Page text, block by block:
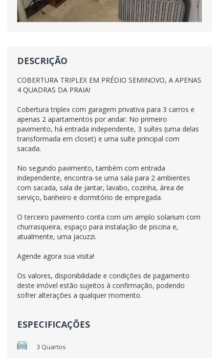
DESCRIÇÃO
COBERTURA TRIPLEX EM PRÉDIO SEMINOVO, A APENAS
4 QUADRAS DA PRAIA!
Cobertura triplex com garagem privativa para 3 carros e
apenas 2 apartamentos por andar. No primeiro
pavimento, há entrada independente, 3 suítes (uma delas
transformada em closet) e uma suíte principal com
sacada.
No segundo pavimento, também com entrada
independente, encontra-se uma sala para 2 ambientes
com sacada, sala de jantar, lavabo, cozinha, área de
serviço, banheiro e dormitório de empregada.
O terceiro pavimento conta com um amplo solarium com
churrasqueira, espaço para instalação de piscina e,
atualmente, uma jacuzzi.
Agende agora sua visita!
Os valores, disponibilidade e condições de pagamento
deste imóvel estão sujeitos à confirmação, podendo
sofrer alterações a qualquer momento.
ESPECIFICAÇÕES
3 Quartos